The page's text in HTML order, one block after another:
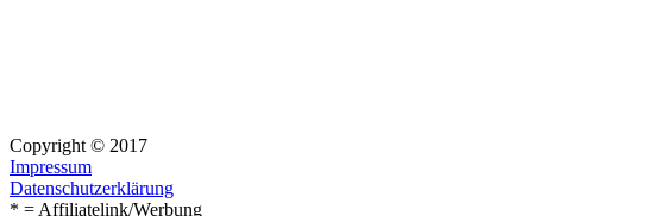
Copyright © 2017
Impressum
Datenschutzerklärung
* = Affiliatelink/Werbung